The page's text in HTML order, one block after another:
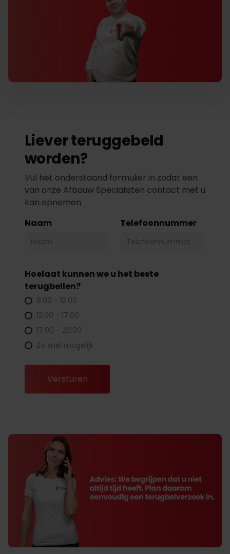
Liever teruggebeld
worden?
Vul het onderstaand formulier in zodat een
van onze Afbouw Specialisten contact met u
kan opnemen.
Naam
Telefoonnummer
Hoelaat kunnen we u het beste
terugbellen?
8:00 - 12:00
12:00 - 17:00
17:00 - 20:00
Zo snel mogelijk